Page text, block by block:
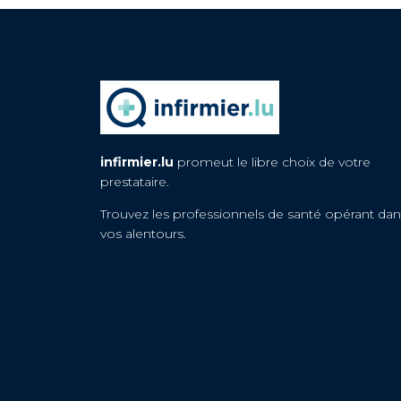
infirmier.lu promeut le libre choix de votre
prestataire.
Trouvez les professionnels de santé opérant
vos alentours.